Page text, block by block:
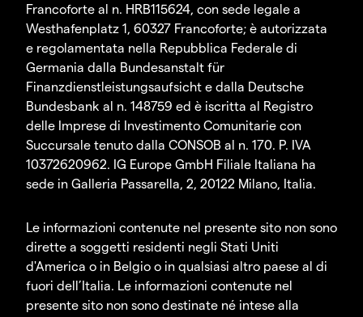
Francoforte al n. HRB115624, con sede legale a
Westhafenplatz 1, 60327 Francoforte; è autorizzata
e regolamentata nella Repubblica Federale di
Germania dalla Bundesanstalt für
Finanzdienstleistungsaufsicht e dalla Deutsche
Bundesbank al n. 148759 ed è iscritta al Registro
delle Imprese di Investimento Comunitarie con
Succursale tenuto dalla CONSOB al n. 170. P. IVA
10372620962. IG Europe GmbH Filiale Italiana ha
sede in Galleria Passarella, 2, 20122 Milano, Italia.
Le informazioni contenute nel presente sito non sono
dirette a soggetti residenti negli Stati Uniti
d'America o in Belgio o in qualsiasi altro paese al di
fuori dell’Italia. Le informazioni contenute nel
presente sito non sono destinate né intese alla